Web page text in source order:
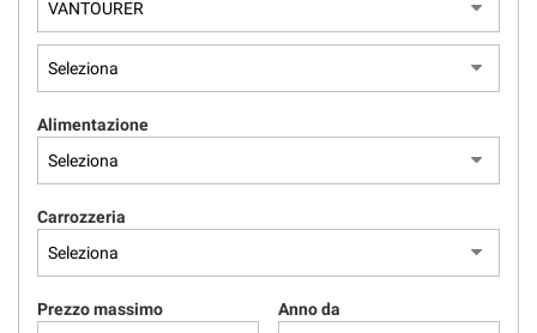
Alimentazione
Carrozzeria
Prezzo massimo Anno da